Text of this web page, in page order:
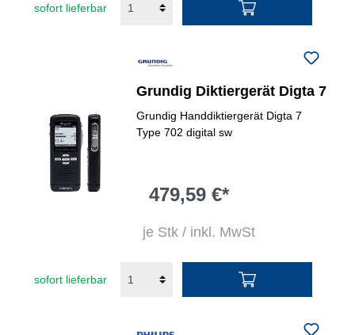
sofort lieferbar
Grundig Diktiergerät Digta 7
Grundig Handdiktiergerät Digta 7
Type 702 digital sw
479,59 €*
je Stk / inkl. MwSt
sofort lieferbar